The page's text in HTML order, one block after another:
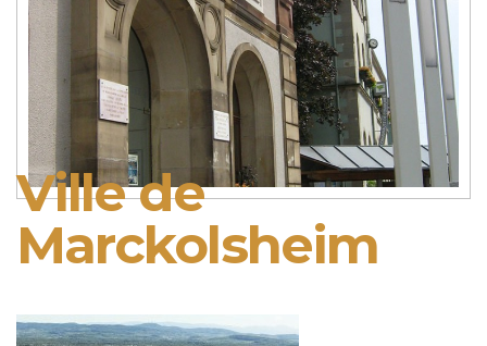
Ville de
Marckolsheim